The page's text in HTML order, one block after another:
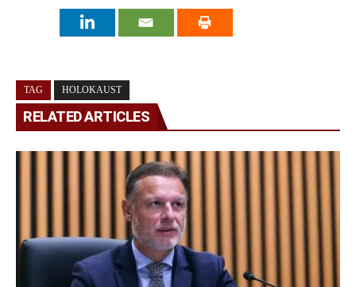
TAG HOLOKAUST
RELATED ARTICLES